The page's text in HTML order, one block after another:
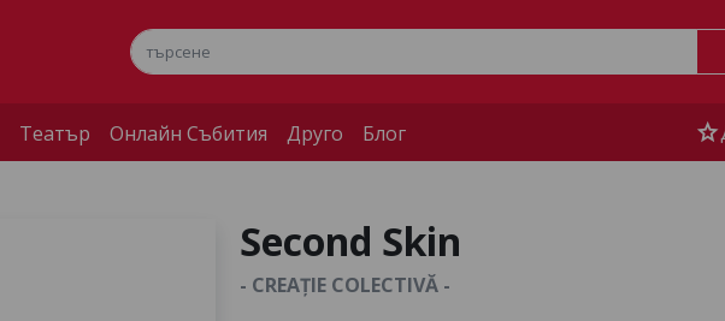
Театър Онлайн Събития Друго Блог star
Second Skin
- CREAȚIE COLECTIVĂ -